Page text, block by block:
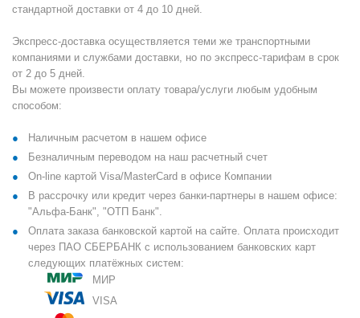
стандартной доставки от 4 до 10 дней.
Экспресс-доставка осуществляется теми же транспортными
компаниями и службами доставки, но по экспресс-тарифам в срок
от 2 до 5 дней.
Вы можете произвести оплату товара/услуги любым удобным
способом:
Наличным расчетом в нашем офисе
Безналичным переводом на наш расчетный счет
On-line картой Visa/MasterCard в офисе Компании
В рассрочку или кредит через банки-партнеры в нашем офисе:
"Альфа-Банк", "ОТП Банк".
Оплата заказа банковской картой на сайте. Оплата происходит
через ПАО СБЕРБАНК с использованием банковских карт
следующих платёжных систем:
МИР
VISA